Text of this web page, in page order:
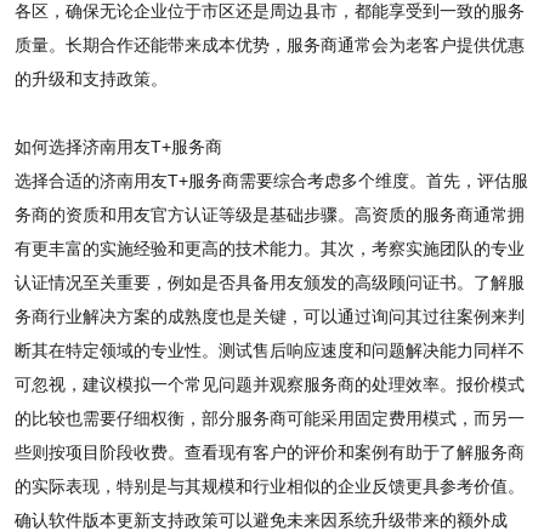
各区，确保无论企业位于市区还是周边县市，都能享受到一致的服务
质量。长期合作还能带来成本优势，服务商通常会为老客户提供优惠
的升级和支持政策。
如何选择济南用友T+服务商
选择合适的济南用友T+服务商需要综合考虑多个维度。首先，评估服
务商的资质和用友官方认证等级是基础步骤。高资质的服务商通常拥
有更丰富的实施经验和更高的技术能力。其次，考察实施团队的专业
认证情况至关重要，例如是否具备用友颁发的高级顾问证书。了解服
务商行业解决方案的成熟度也是关键，可以通过询问其过往案例来判
断其在特定领域的专业性。测试售后响应速度和问题解决能力同样不
可忽视，建议模拟一个常见问题并观察服务商的处理效率。报价模式
的比较也需要仔细权衡，部分服务商可能采用固定费用模式，而另一
些则按项目阶段收费。查看现有客户的评价和案例有助于了解服务商
的实际表现，特别是与其规模和行业相似的企业反馈更具参考价值。
确认软件版本更新支持政策可以避免未来因系统升级带来的额外成